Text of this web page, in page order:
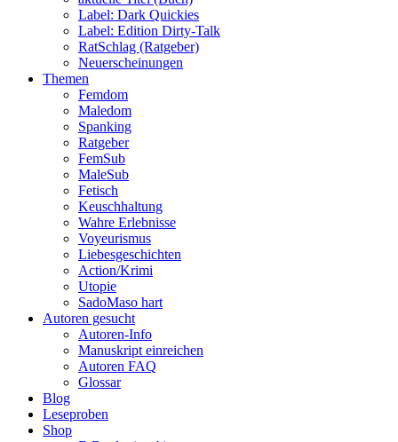
Label: Dark Quickies
Label: Edition Dirty-Talk
RatSchlag (Ratgeber)
Neuerscheinungen
Themen
Femdom
Maledom
Spanking
Ratgeber
FemSub
MaleSub
Fetisch
Keuschhaltung
Wahre Erlebnisse
Voyeurismus
Liebesgeschichten
Action/Krimi
Utopie
SadoMaso hart
Autoren gesucht
Autoren-Info
Manuskript einreichen
Autoren FAQ
Glossar
Blog
Leseproben
Shop